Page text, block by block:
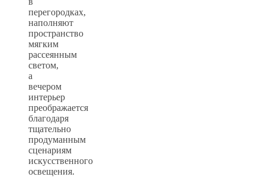
перегородках,
наполняют
пространство
мягким
рассеянным
светом,
а
вечером
интерьер
преображается
благодаря
тщательно
продуманным
сценариям
искусственного
освещения.